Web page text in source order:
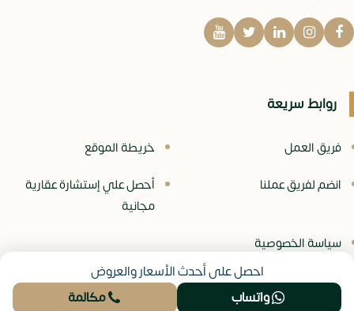
روابط سريعة
فريق العمل
خريطة الموقع
انضم لفريق عملنا
أحصل علي إستشارة عقارية
مجانية
سياسة الخصوصية
احصل على أحدث الأسعار والعروض
واتساب
مكالمة